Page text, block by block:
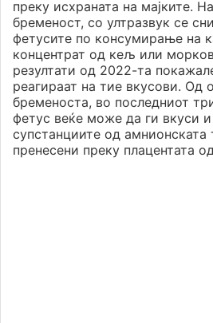
преку исхраната на мајките.
бременост, со ултразвук се
фетусите по консумирање на
концентрат од кељ или
резултати од 2022-та
реагираат на тие вкусови. Од
бременоста, во последниот
фетус веќе може да ги вкуси
супстанциите од амнионската
пренесени преку плацентата